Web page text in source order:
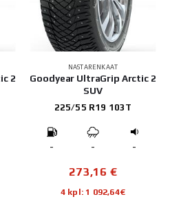
2
NASTARENKAAT
Goodyear UltraGrip Arctic 2
SUV
225/55 R19 103T
- - -
273,16 €
4 kpl: 1 092,64€